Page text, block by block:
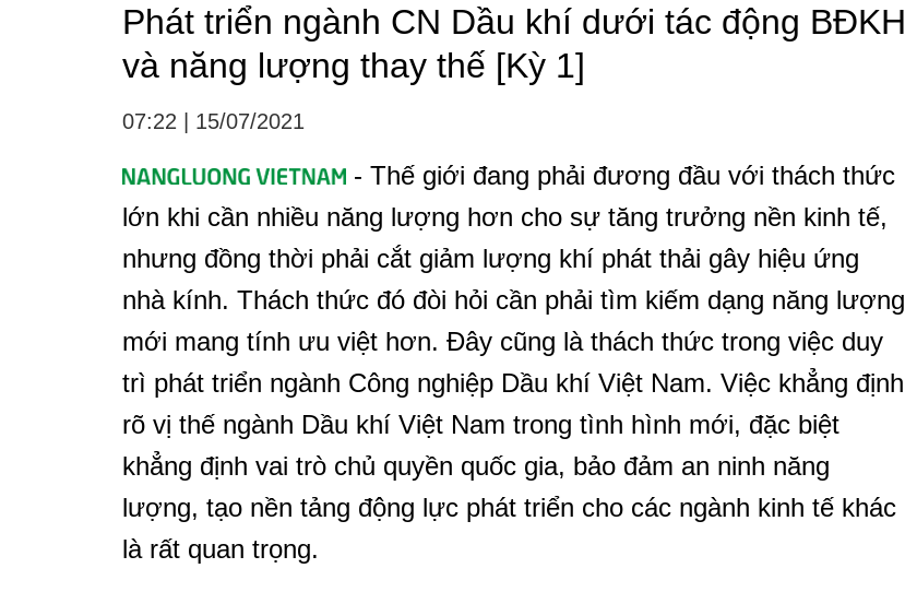
Phát triển ngành CN Dầu khí dưới tác động BĐKH
và năng lượng thay thế [Kỳ 1]
07:22 15/07/2021
- Thế giới đang phải đương đầu với thách thức
lớn khi cần nhiều năng lượng hơn cho sự tăng trưởng nền kinh tế,
nhưng đồng thời phải cắt giảm lượng khí phát thải gây hiệu ứng
nhà kính. Thách thức đó đòi hỏi cần phải tìm kiếm dạng năng lượng
mới mang tính ưu việt hơn. Đây cũng là thách thức trong việc duy
trì phát triển ngành Công nghiệp Dầu khí Việt Nam. Việc khẳng định
rõ vị thế ngành Dầu khí Việt Nam trong tình hình mới, đặc biệt
khẳng định vai trò chủ quyền quốc gia, bảo đảm an ninh năng
lượng, tạo nền tảng động lực phát triển cho các ngành kinh tế khác
là rất quan trọng.